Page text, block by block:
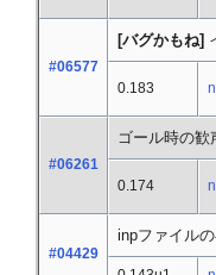
#06577
[バグかもね]
0.183
#06261
ゴール時の歓
0.174
#04429
inpファイル